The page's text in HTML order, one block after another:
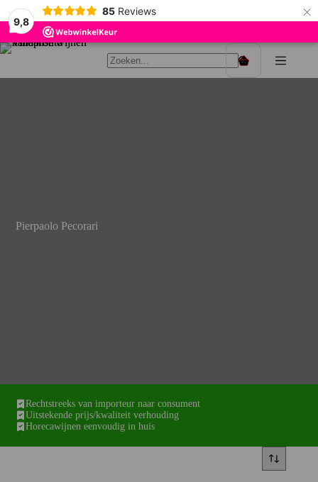
9,8
85 Reviews ×
Ga
Winkelwagen
Pierpaolo Pecorari
Rechtstreeks van importeur naar consument
Uitstekende prijs/kwaliteit verhouding
Horecawijnen eenvoudig in huis